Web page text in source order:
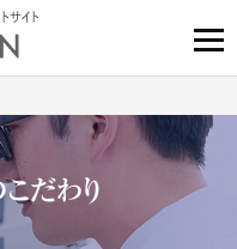
サイト
だわり